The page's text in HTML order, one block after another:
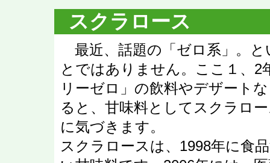
スクラロース
最近、話題の「ゼロ系」。と
とではありません。ここ１、
リーゼロ」の飲料やデザート
ると、甘味料としてスクラロ
に気づきます。
スクラロースは、1998年に食